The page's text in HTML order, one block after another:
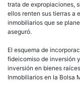
trata de expropiaciones,
ellos renten sus tierras a
inmobiliarios que se
aseguró.
El esquema de
fideicomiso de inversión
inversión en bienes
Inmobiliarios en la Bolsa